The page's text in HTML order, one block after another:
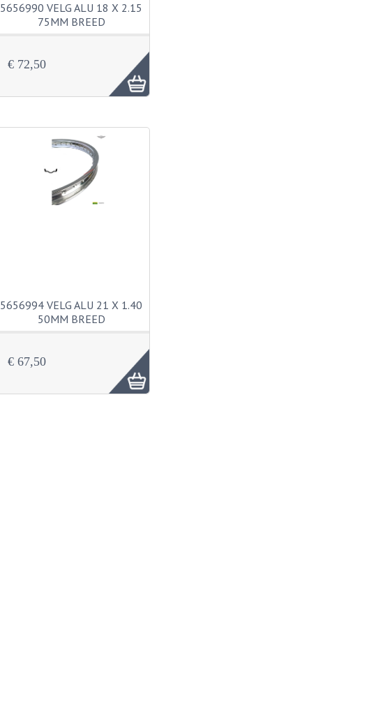
5656990 VELG ALU 18 X 2.15
75MM BREED
€ 72,50
5656994 VELG ALU 21 X 1.40
50MM BREED
€ 67,50